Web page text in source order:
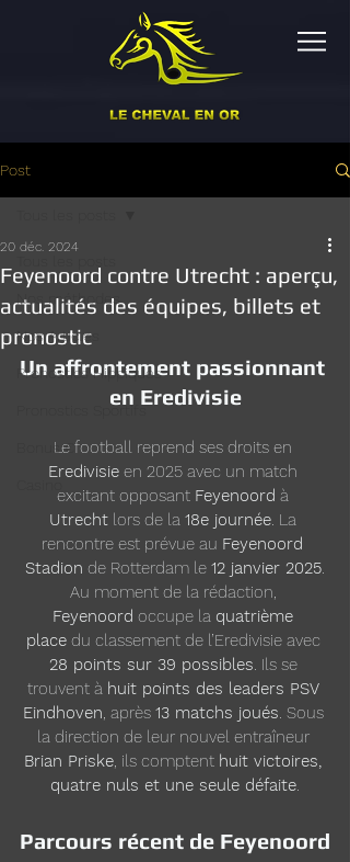
Post
Nos méthodes
Nos Articles
Pronostics Hippiques
Pronostics Sportifs
Bonus €
Feyenoord contre Utrecht : aperçu,
actualités des équipes, billets et
pronostic
20 déc. 2024
Un affrontement passionnant
en Eredivisie
Le football reprend ses droits en
Eredivisie en 2025 avec un match
excitant opposant Feyenoord à
Utrecht lors de la 18e journée. La
rencontre est prévue au Feyenoord
Stadion de Rotterdam le 12 janvier 2025.
Au moment de la rédaction,
Feyenoord occupe la quatrième
place du classement de l’Eredivisie avec
28 points sur 39 possibles. Ils se
trouvent à huit points des leaders PSV
Eindhoven, après 13 matchs joués. Sous
la direction de leur nouvel entraîneur
Brian Priske, ils comptent huit victoires,
quatre nuls et une seule défaite.
Parcours récent de Feyenoord